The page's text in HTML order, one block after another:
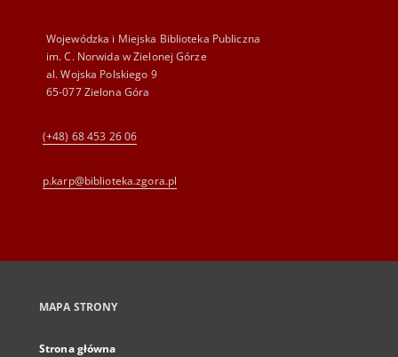
Wojewódzka i Miejska Biblioteka Publiczna
im. C. Norwida w Zielonej Górze
al. Wojska Polskiego 9
65-077 Zielona Góra
(+48) 68 453 26 06
p.karp@biblioteka.zgora.pl
MAPA STRONY
Strona główna